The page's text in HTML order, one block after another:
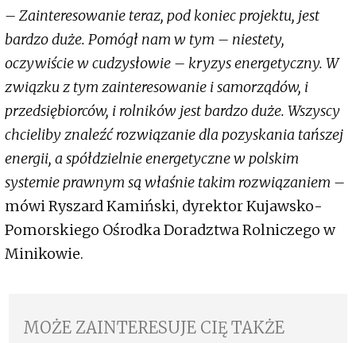
– Zainteresowanie teraz, pod koniec projektu, jest
bardzo duże. Pomógł nam w tym – niestety,
oczywiście w cudzysłowie – kryzys energetyczny. W
związku z tym zainteresowanie i samorządów, i
przedsiębiorców, i rolników jest bardzo duże. Wszyscy
chcieliby znaleźć rozwiązanie dla pozyskania tańszej
energii, a spółdzielnie energetyczne w polskim
systemie prawnym są właśnie takim rozwiązaniem –
mówi Ryszard Kamiński, dyrektor Kujawsko-
Pomorskiego Ośrodka Doradztwa Rolniczego w
Minikowie.
MOŻE ZAINTERESUJE CIĘ TAKŻE